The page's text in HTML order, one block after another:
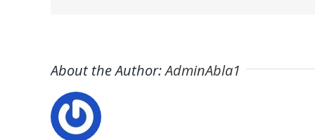
About the Author:AdminAbla1